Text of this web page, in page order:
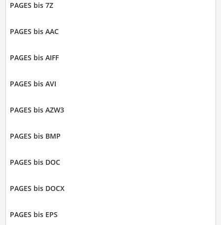
PAGES bis 7Z
PAGES bis AAC
PAGES bis AIFF
PAGES bis AVI
PAGES bis AZW3
PAGES bis BMP
PAGES bis DOC
PAGES bis DOCX
PAGES bis EPS